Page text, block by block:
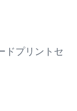
ドプリントセ